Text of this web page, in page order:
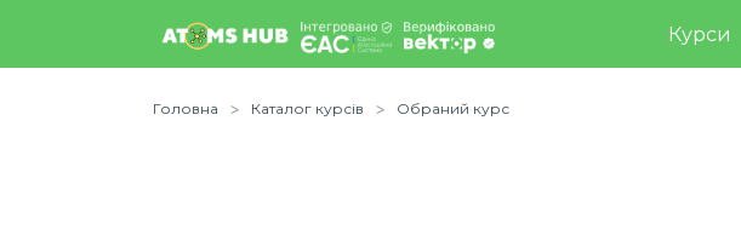
Курси
Головна Каталог курсів Обраний курс